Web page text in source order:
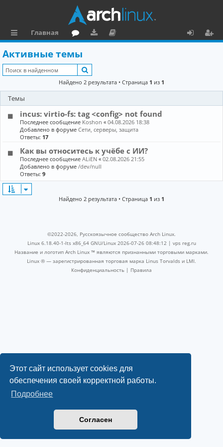
Этот сайт использует cookies для
обеспечения своей корректной работы.
Подробнее
Согласен
ы
л
к
и
Главная
ру
м
ру
зк
и
е
н
та
и
р
а
Активные темы
Найдено 2 результата • Страница 1 из 1
Темы
incus: virtio-fs: tag <config> not found
Последнее сообщение Koshon «04.08.2026 18:38
Добавлено в форумеСети, серверы, защита
Ответы: 17
Как вы относитесь к учёбе с ИИ?
Последнее сообщениеALiEN «02.08.2026 21:55
Добавлено в форуме/dev/null
Ответы:9
Найдено 2 результата • Страница 1 из 1
©2022-2026, Русскоязычное сообщество Arch Linux.
Linux 6.18.40-1-lts x86_64 GNU/Linux 2026-07-26 08:48:12 | vps reg.ru
Название и логотип Arch Linux ™ являются признанными торговыми марками.
Linux ® — зарегистрированная торговая марка Linus Torvalds и LMI.
Конфиденциальность | Правила